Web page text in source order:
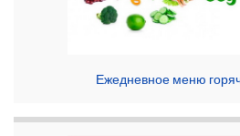
Ежедневное меню